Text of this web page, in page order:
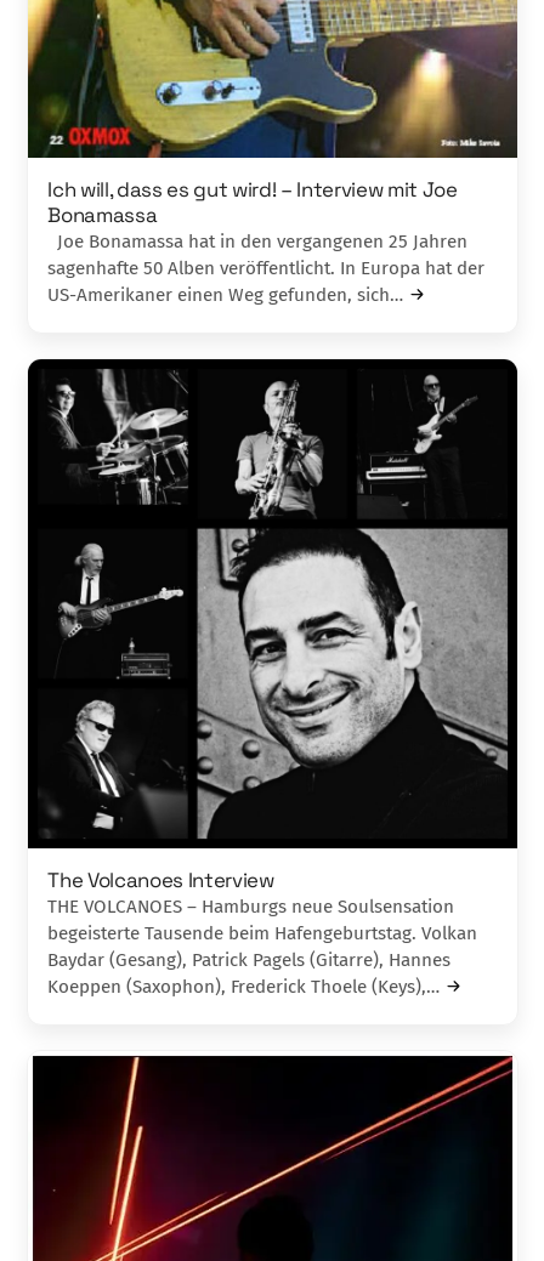
Ich will, dass es gut wird! – Interview mit Joe
Bonamassa
Joe Bonamassa hat in den vergangenen 25 Jahren
sagenhafte 50 Alben veröffentlicht. In Europa hat der
US-Amerikaner einen Weg gefunden, sich…
The Volcanoes Interview
THE VOLCANOES – Hamburgs neue Soulsensation
begeisterte Tausende beim Hafengeburtstag. Volkan
Baydar (Gesang), Patrick Pagels (Gitarre), Hannes
Koeppen (Saxophon), Frederick Thoele (Keys),…